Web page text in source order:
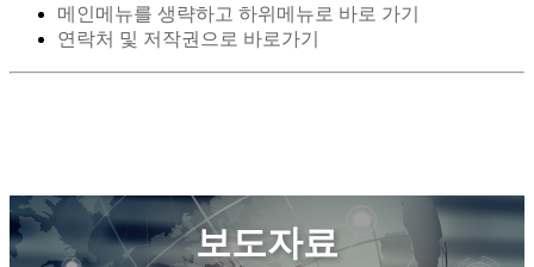
메인메뉴를 생략하고 하위메뉴로 바로 가기
연락처 및 저작권으로 바로가기
보도자료